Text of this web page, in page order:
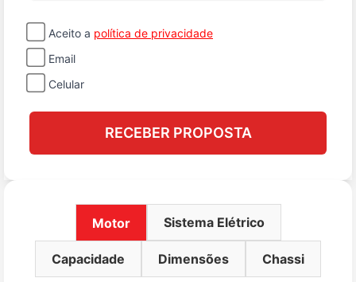
Aceito a política de privacidade
Email
Celular
RECEBER PROPOSTA
Motor Sistema Elétrico
Capacidade Dimensões Chassi